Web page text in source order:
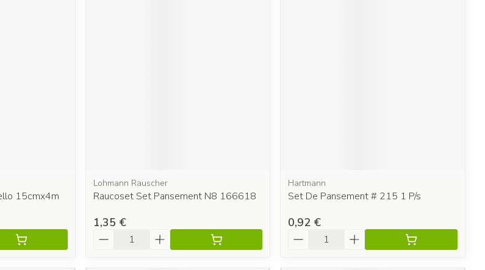
15cmx4m
Lohmann Rauscher
Raucoset Set Pansement N8 166618
1,35 €
Quantité
Hartmann
Set De Pansement # 215 1 P/s
0,92 €
Quantité